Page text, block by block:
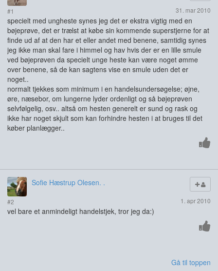
#1 31. mar 2010
specielt med ungheste synes jeg det er ekstra vigtig med en
bøjeprøve, det er trælst at købe sin kommende superstjerne for at
finde ud af at den har et eller andet med benene, samtidig synes
jeg ikke man skal fare i himmel og hav hvis der er en lille smule
ved bøjeprøven da specielt unge heste kan være noget ømme
over benene, så de kan sagtens vise en smule uden det er
noget..
normalt tjekkes som minimum i en handelsundersøgelse; øjne,
øre, næsebor, om lungerne lyder ordenligt og så bøjeprøven
selvfølgelig, osv.. altså om hesten generelt er sund og rask og
ikke har noget skjult som kan forhindre hesten i at bruges til det
køber planlægger..
Sofie Hæstrup Olesen. .
#2 1. apr 2010
vel bare et anmindeligt handelstjek, tror jeg da:)
Gå til toppen